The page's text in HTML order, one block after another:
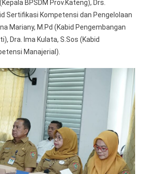
BPSDM Prov.Kateng), Drs.
Sertifikasi Kompetensi dan Pengelolaan
Mariany, M.Pd (Kabid Pengembangan
Dra. Ima Kulata, S.Sos (Kabid
Manajerial).